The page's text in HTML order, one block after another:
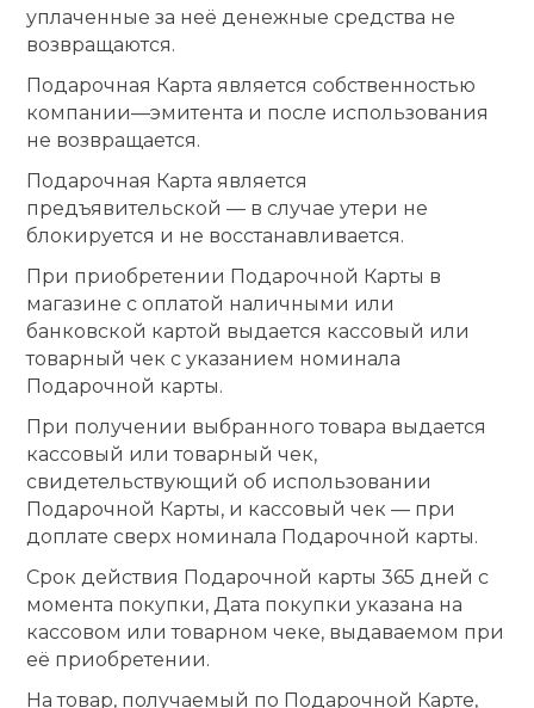
уплаченные за нeё денежные средства не
возвращаются.
Подарочная Карта является собственностью
компании—эмитента и после использования
не возвращается.
Подарочная Карта является
предъявительской — в случае утери не
блокируется и не восстанавливается.
При приобретении Подарочной Карты в
магазине с оплатой наличными или
банковской картой выдается кассовый или
товарный чек с указанием номинала
Подарочной карты.
При получении выбранного товара выдается
кассовый или товарный чек,
свидетельствующий об использовании
Подарочной Карты, и кассовый чек — при
доплате сверх номинала Подарочной карты.
Срок действия Подарочной карты 365 дней с
момента покупки, Дата покупки указана на
кассовом или товарном чеке, выдаваемом при
её приобретении.
На товар, получаемый по Подарочной Карте,